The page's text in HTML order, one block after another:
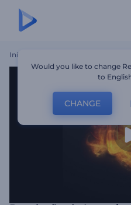
Início Revelação De
Would you like to change
to
CHANGE